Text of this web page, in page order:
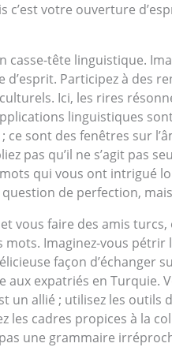
c’est votre ouverture
casse-tête linguistique.
d’esprit. Participez à
Ici, les rires
linguistiques
sont des fenêtres sur
pas qu’il ne s’agit pas
qui vous ont intrigué
question de perfection,
vous faire des amis
Imaginez-vous
façon
aux expatriés en
un allié ; utilisez les
les cadres propices à la
une grammaire